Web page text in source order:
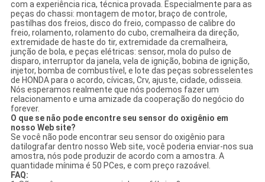
com a experiência rica, técnica provada. Especialmente para as
peças do chassi: montagem de motor, braço de controle,
pastilhas dos freios, disco do freio, compasso de calibre do
freio, rolamento, rolamento do cubo, cremalheira da direção,
extremidade de haste do tir, extremidade da cremalheira,
junção de bola, e peças elétricas: sensor, mola do pulso de
disparo, interruptor da janela, vela de ignição, bobina de ignição,
injetor, bomba de combustível, e lote das peças sobresselentes
de HONDA para o acordo, cívicas, Crv, ajuste, cidade, odisseia.
Nós esperamos realmente que nós podemos fazer um
relacionamento e uma amizade da cooperação do negócio do
forever.
O que se não pode encontre seu sensor do oxigênio em
nosso Web site?
Se você não pode encontrar seu sensor do oxigênio para
datilografar dentro nosso Web site, você poderia enviar-nos sua
amostra, nós pode produzir de acordo com a amostra. A
quantidade mínima é 50 PCes, e com preço razoável.
FAQ: